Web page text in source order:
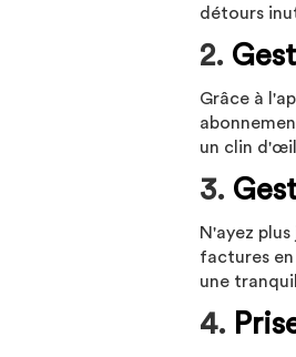
détours
2.
Grâce à
un clin
3.
N'ayez
factures
une
4.